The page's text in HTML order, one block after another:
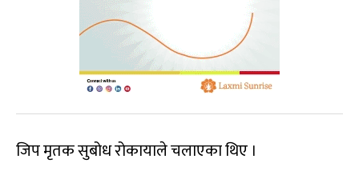
जिप मृतक सुबोध रोकायाले चलाएका थिए ।